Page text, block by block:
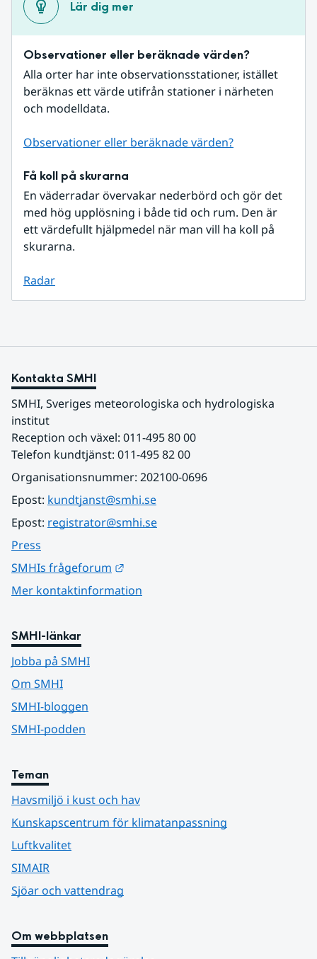
Lär dig mer
Observationer eller beräknade värden?
Alla orter har inte observationsstationer, istället
beräknas ett värde utifrån stationer i närheten
och modelldata.
Observationer eller beräknade värden?
Få koll på skurarna
En väderradar övervakar nederbörd och gör det
med hög upplösning i både tid och rum. Den är
ett värdefullt hjälpmedel när man vill ha koll på
skurarna.
Radar
Kontakta SMHI
SMHI, Sveriges meteorologiska och hydrologiska
institut
Reception och växel: 011-495 80 00
Telefon kundtjänst: 011-495 82 00
Organisationsnummer: 202100-0696
Epost: kundtjanst@smhi.se
Epost: registrator@smhi.se
Press
SMHIs frågeforum
Mer kontaktinformation
SMHI-länkar
Jobba på SMHI
Om SMHI
SMHI-bloggen
SMHI-podden
Teman
Havsmiljö i kust och hav
Kunskapscentrum för klimatanpassning
Luftkvalitet
SIMAIR
Sjöar och vattendrag
Om webbplatsen